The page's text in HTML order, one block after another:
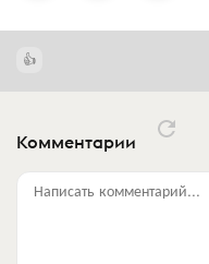
Комментарии
Написать комментарий...